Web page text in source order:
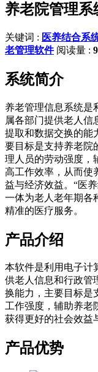
养老院管理系
关键词 : 医养结合系
老管理软件 阅读量 :
系统简介
养老管理信息系统是
属各部门提供老人信
提取和数据交换的能
要目标是支持养老院
理人员的劳动强度，
高工作效率，从而使
益与经济效益。“医
一体为老人老年期各
精准的医疗服务。
产品介绍
本软件是利用电子计
供老人信息和行政管
换能力，主要目标是
工作强度，辅助养老
获得更好的社会效益
产品优势